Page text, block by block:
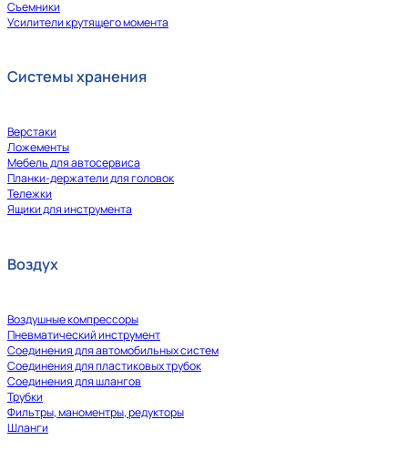
Съемники
Усилители крутящего момента
Системы хранения
Верстаки
Ложементы
Мебель для автосервиса
Планки-держатели для головок
Тележки
Ящики для инструмента
Воздух
Воздушные компрессоры
Пневматический инструмент
Соединения для автомобильных систем
Соединения для пластиковых трубок
Соединения для шлангов
Трубки
Фильтры, маноментры, редукторы
Шланги